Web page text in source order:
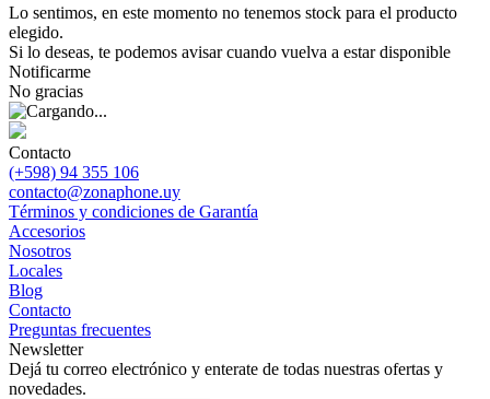
Lo sentimos, en este momento no tenemos stock para el producto
elegido.
Si lo deseas, te podemos avisar cuando vuelva a estar disponible
Notificarme
No gracias
Contacto
(+598) 94 355 106
contacto@zonaphone.uy
Términos y condiciones de Garantía
Accesorios
Nosotros
Locales
Blog
Contacto
Preguntas frecuentes
Newsletter
Dejá tu correo electrónico y enterate de todas nuestras ofertas y
novedades.